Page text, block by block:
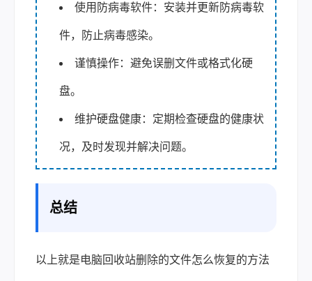
使用防病毒软件：安装并更新防病毒软
件，防止病毒感染。
谨慎操作：避免误删文件或格式化硬
盘。
维护硬盘健康：定期检查硬盘的健康状
况，及时发现并解决问题。
总结
以上就是电脑回收站删除的文件怎么恢复的方法